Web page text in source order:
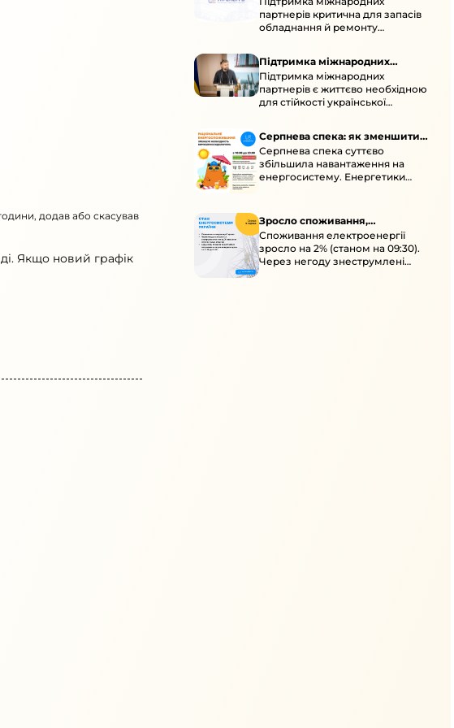
додав або скасував
Якщо новий графік
підтримка для стійкості
енергосистеми
партнерів критична для запасів
обладнання й ремонту
Підтримка міжнародних
партнерів для стійкості
енергосистеми
Підтримка міжнародних
партнерів є життєво необхідною
для стійкості української
наступної зими.
Серпнева спека: як зменшити
навантаження
Серпнева спека суттєво
збільшила навантаження на
енергосистему. Енергетики
ощадливо споживати.
Зросло споживання,
знеструмлення через негоду й
атаки
Споживання електроенергії
зросло на 2% (станом на 09:30).
Через негоду знеструмлені
понад 70 населених пунктів.